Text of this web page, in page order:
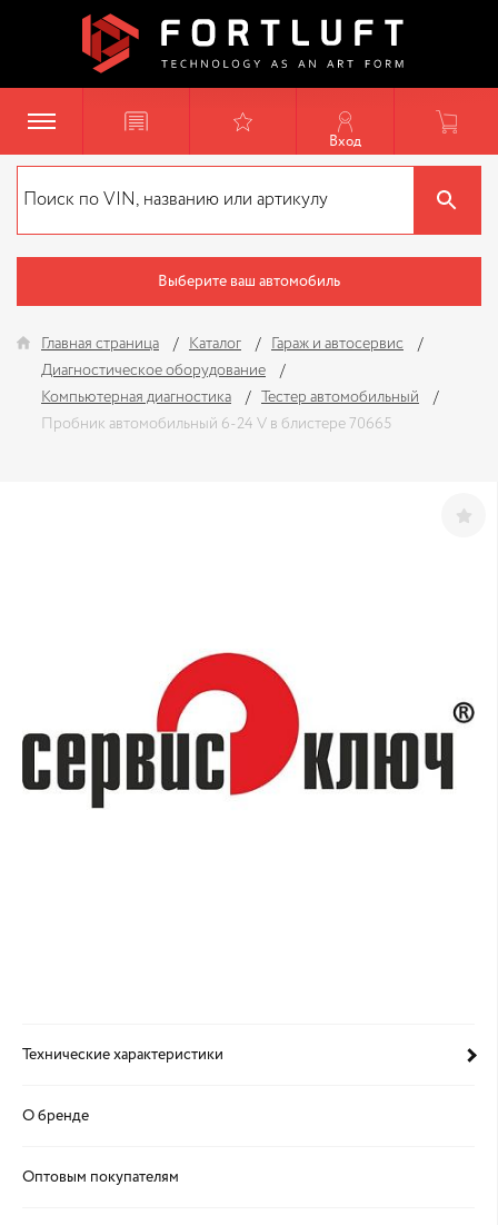
Вход
Выберите ваш автомобиль
Главная страница Каталог
Гараж и автосервис
Диагностическое оборудование
Компьютерная диагностика
Тестер автомобильный
Пробник автомобильный 6-24 V в блистере 70665
Технические характеристики
О бренде
Оптовым покупателям